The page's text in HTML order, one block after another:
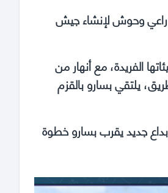
راعي وحوش لإنشاء جيش
الفريدة، مع أنهار من
يلتقي بسارو بالقزم
جديد يقرب بسارو خطوة